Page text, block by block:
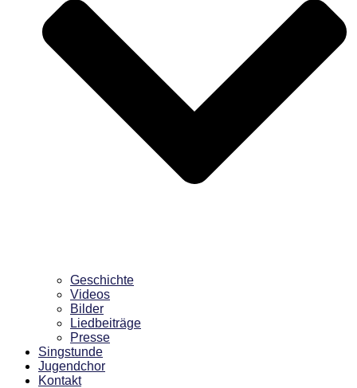
Geschichte
Videos
Bilder
Liedbeiträge
Presse
Singstunde
Jugendchor
Kontakt